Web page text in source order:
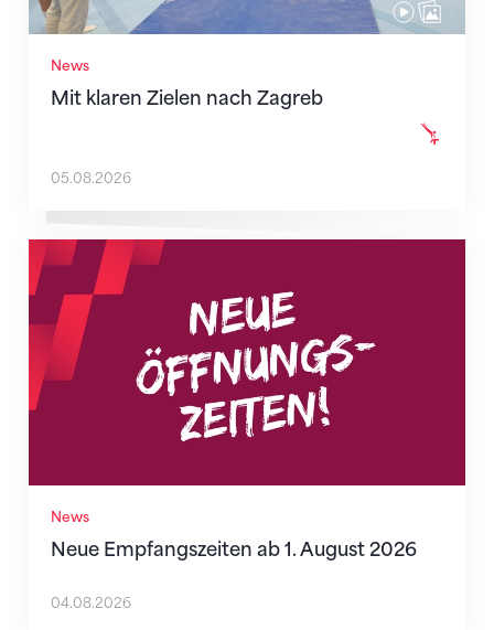
News
Mit klaren Zielen nach Zagreb
05.08.2026
News
Neue Empfangszeiten ab 1. August 2026
Neue Empfangszeiten ab 1. August 2026
04.08.2026